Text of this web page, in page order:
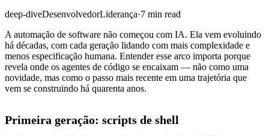
deep-diveDesenvolvedorLiderança·7 min read
A automação de software não começou com IA. Ela vem evoluindo
há décadas, com cada geração lidando com mais complexidade e
menos especificação humana. Entender esse arco importa porque
revela onde os agentes de código se encaixam — não como uma
novidade, mas como o passo mais recente em uma trajetória que
vem se construindo há quarenta anos.
Primeira geração: scripts de shell